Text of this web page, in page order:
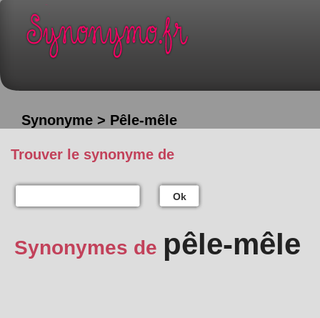
Synonyme > Pêle-mêle
Trouver le synonyme de
Ok
Synonymes de pêle-mêle